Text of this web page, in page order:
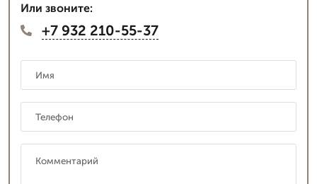
Или звоните:
+7 932 210-55-37